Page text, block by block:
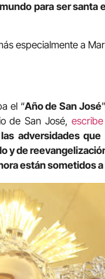
para ser santa
especialmente a
el “Año de San José
de San José,
adversidades
y de
están sometidos a